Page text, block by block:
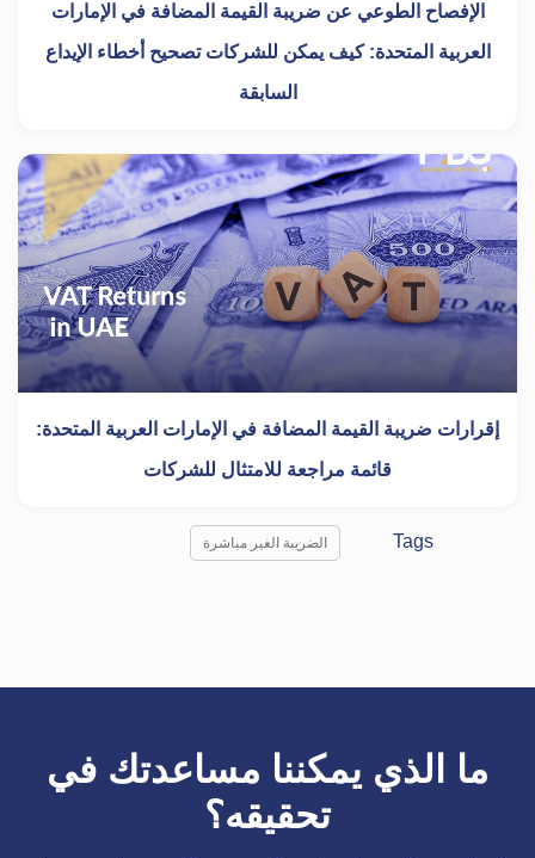
الإفصاح الطوعي عن ضريبة القيمة المضافة في الإمارات
العربية المتحدة: كيف يمكن للشركات تصحيح أخطاء الإيداع
السابقة
إقرارات ضريبة القيمة المضافة في الإمارات العربية المتحدة:
قائمة مراجعة للامتثال للشركات
Tags الضريبة الغير مباشرة
ما الذي يمكننا مساعدتك في
تحقيقه؟